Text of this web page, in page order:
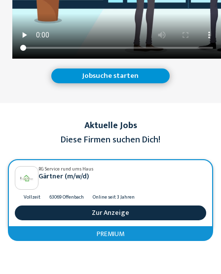
Jobsuche starten
Aktuelle Jobs
Diese Firmen suchen Dich!
RG Service rund ums Haus
Gärtner (m/w/d)
Vollzeit 63069 Offenbach Online seit 3 Jahren
Zur Anzeige
PREMIUM